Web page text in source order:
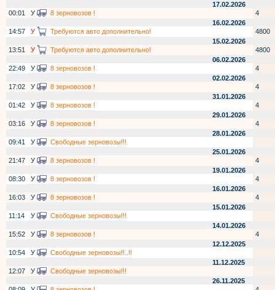
17.02.2026
00:01
У 8 зерновозов !
4
16.02.2026
14:57
У Требуются авто дополнительно!
4800
15.02.2026
13:51
У Требуются авто дополнительно!
4800
06.02.2026
22:49
У 8 зерновозов !
4
02.02.2026
17:02
У 8 зерновозов !
4
31.01.2026
01:42
У 8 зерновозов !
4
29.01.2026
03:16
У 8 зерновозов !
4
28.01.2026
09:41
У
Свободные зерновозы!!!
25.01.2026
21:47
У 8 зерновозов !
4
19.01.2026
08:30
У 8 зерновозов !
4
16.01.2026
16:03
У 8 зерновозов !
4
15.01.2026
11:14
У
Свободные зерновозы!!!
14.01.2026
15:52
У 8 зерновозов !
4
12.12.2025
10:54
У
Свободные зерновозы!!..!!
11.12.2025
12:07
У
Свободные зерновозы!!!
26.11.2025